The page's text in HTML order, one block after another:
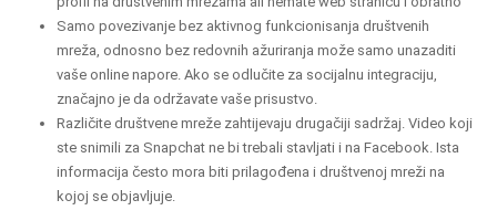
Samo povezivanje bez aktivnog funkcionisanja društvenih
mreža, odnosno bez redovnih ažuriranja može samo unazaditi
vaše online napore. Ako se odlučite za socijalnu integraciju,
značajno je da održavate vaše prisustvo.
Različite društvene mreže zahtijevaju drugačiji sadržaj. Video koji
ste snimili za Snapchat ne bi trebali stavljati i na Facebook. Ista
informacija često mora biti prilagođena i društvenoj mreži na
kojoj se objavljuje.